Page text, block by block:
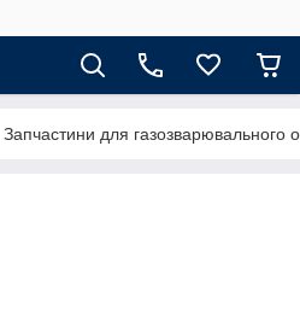
Запчастини для газозварювального